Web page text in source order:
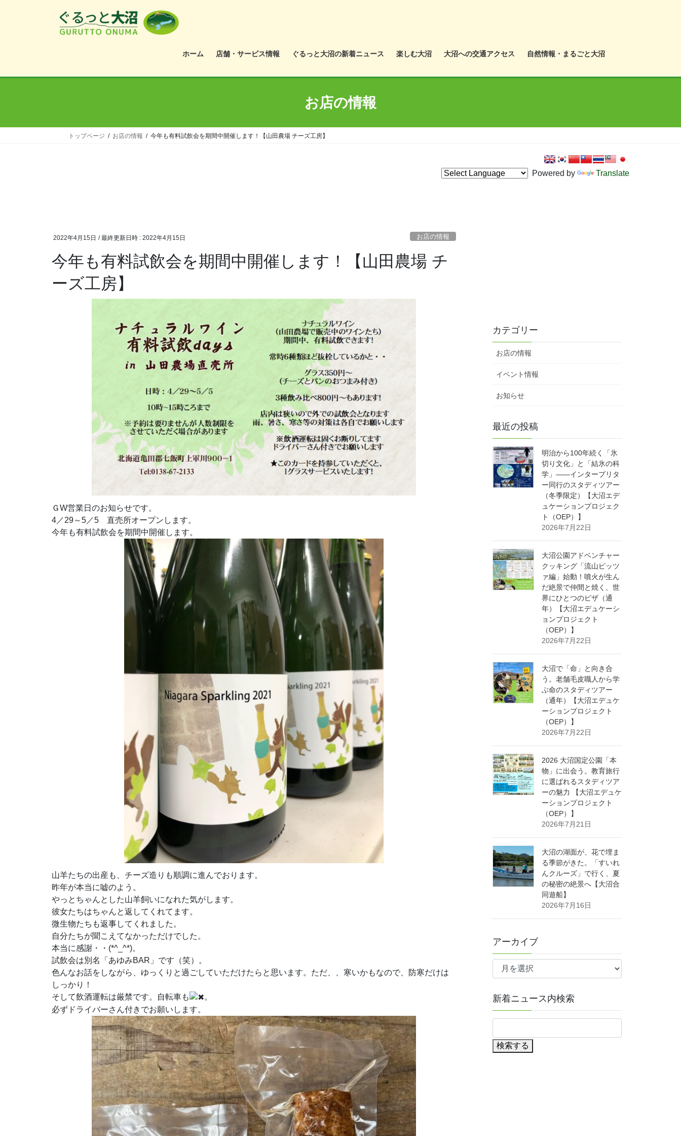
ホーム 店舗・サービス情報 ぐるっと大沼の新着ニュース 楽しむ大沼 大沼への交通アクセス 自然情報・まるごと大沼
お店の情報
トップページ お店の情報 今年も有料試飲会を期間中開催します！【山田農場 チーズ工房】
Powered by Translate
2022年4月15日 / 最終更新日時 : 2022年4月15日 お店の情報
今年も有料試飲会を期間中開催します！【山田農場 チ
ーズ工房】
ＧW営業日のお知らせです。
4／29～5／5 直売所オープンします。
今年も有料試飲会を期間中開催します。
山羊たちの出産も、チーズ造りも順調に進んでおります。
昨年が本当に嘘のよう。
やっとちゃんとした山羊飼いになれた気がします。
彼女たちはちゃんと返してくれてます。
微生物たちも返事してくれました。
自分たちが聞こえてなかっただけでした。
本当に感謝・・(*^_^*)。
試飲会は別名「あゆみBAR」です（笑）。
色んなお話をしながら、ゆっくりと過ごしていただけたらと思います。ただ、、寒いかもなので、防寒だけは
しっかり！
そして飲酒運転は厳禁です。自転車も
。
必ずドライバーさん付きでお願いします。
カテゴリー
お店の情報
イベント情報
お知らせ
最近の投稿
明治から100年続く「氷
切り文化」と「結氷の科
学」——インタープリタ
ー同行のスタディツアー
（冬季限定）【大沼エデ
ュケーションプロジェク
ト（OEP）】
2026年7月22日
大沼公園アドベンチャー
クッキング「流山ピッツ
ァ編」始動！噴火が生ん
だ絶景で仲間と焼く、世
界にひとつのピザ（通
年）【大沼エデュケーシ
ョンプロジェクト
（OEP）】
2026年7月22日
大沼で「命」と向き合
う。老舗毛皮職人から学
ぶ命のスタディツアー
（通年）【大沼エデュケ
ーションプロジェクト
（OEP）】
2026年7月22日
2026 大沼国定公園「本
物」に出会う。教育旅行
に選ばれるスタディツア
ーの魅力 【大沼エデュケ
ーションプロジェクト
（OEP）】
2026年7月21日
大沼の湖面が、花で埋ま
る季節がきた。「すいれ
んクルーズ」で行く、夏
の秘密の絶景へ【大沼合
同遊船】
2026年7月16日
アーカイブ
ア
イ
新着ニュース内検索
検索する